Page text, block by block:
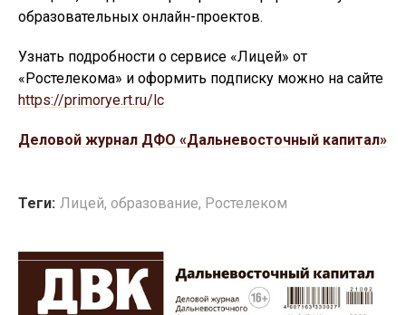
образовательных онлайн-проектов.
Узнать подробности о сервисе «Лицей» от
«Ростелекома» и оформить подписку можно на сайте
https://primorye.rt.ru/lc
Деловой журнал ДФО «Дальневосточный капитал»
Теги: Лицей, образование, Ростелеком